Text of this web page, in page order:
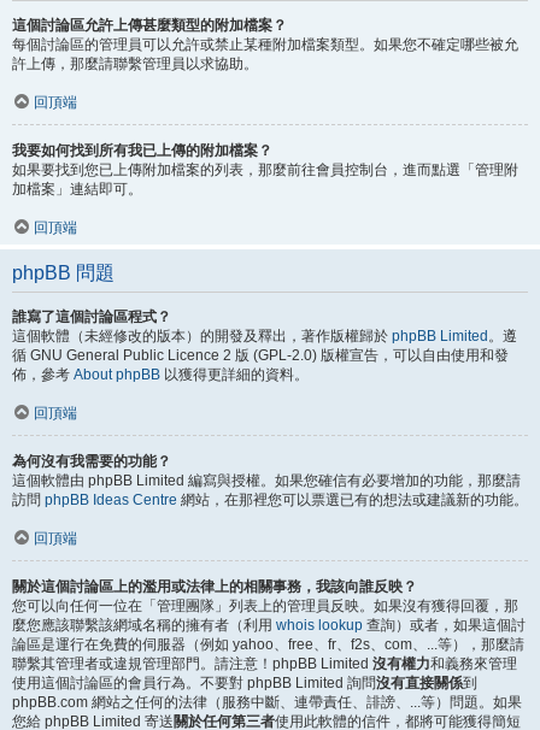
這個討論區允許上傳甚麼類型的附加檔案？
每個討論區的管理員可以允許或禁止某種附加檔案類型。如果您不確定哪些被允
許上傳，那麼請聯繫管理員以求協助。
回頂端
我要如何找到所有我已上傳的附加檔案？
如果要找到您已上傳附加檔案的列表，那麼前往會員控制台，進而點選「管理附
加檔案」連結即可。
回頂端
phpBB 問題
誰寫了這個討論區程式？
這個軟體（未經修改的版本）的開發及釋出，著作版權歸於 phpBB Limited 。遵
循 GNU General Public Licence 2 版 (GPL-2.0) 版權宣告，可以自由使用和發
佈，參考 About phpBB 以獲得更詳細的資料。
回頂端
為何沒有我需要的功能？
這個軟體由 phpBB Limited 編寫與授權。如果您確信有必要增加的功能，那麼請
訪問 phpBB Ideas Centre 網站，在那裡您可以票選已有的想法或建議新的功能。
回頂端
關於這個討論區上的濫用或法律上的相關事務，我該向誰反映？
您可以向任何一位在「管理團隊」列表上的管理員反映。如果沒有獲得回覆，那
麼您應該聯繫該網域名稱的擁有者（利用 whois lookup 查詢）或者，如果這個討
論區是運行在免費的伺服器（例如 yahoo、free、fr、f2s、com、...等），那麼請
聯繫其管理者或違規管理部門。請注意！phpBB Limited 沒有權力和義務來管理
使用這個討論區的會員行為。不要對 phpBB Limited 詢問沒有直接關係到
phpBB.com 網站之任何的法律（服務中斷、連帶責任、誹謗、...等）問題。如果
您給 phpBB Limited 寄送關於任何第三者使用此軟體的信件，都將可能獲得簡短